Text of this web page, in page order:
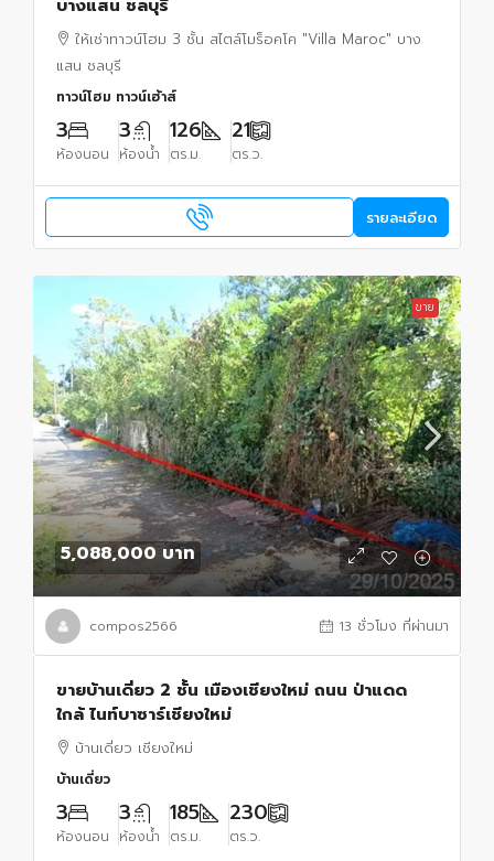
บางแสน ชลบุรี
ให้เช่าทาวน์โฮม 3 ชั้น สไตล์โมร็อคโค "Villa Maroc" บาง
แสน ชลบุรี
ทาวน์โฮม ทาวน์เฮ้าส์
3
ห้องนอน
3
ห้องน้ำ
126
ตร.ม.
21
ตร.ว.
รายละเอียด
ขาย
5,088,000 บาท
compos2566 13 ชั่วโมง ที่ผ่านมา
ขายบ้านเดี่ยว 2 ชั้น เมืองเชียงใหม่ ถนน ป่าแดด
ใกล้ ไนท์บาซาร์เชียงใหม่
บ้านเดี่ยว เชียงใหม่
บ้านเดี่ยว
3
ห้องนอน
3
ห้องน้ำ
185
ตร.ม.
230
ตร.ว.